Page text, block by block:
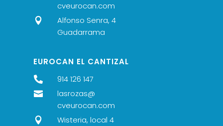
cveurocan.com

Alfonso Senra, 4
Guadarrama
EUROCAN EL CANTIZAL
 914 126 147

lasrozas@
cveurocan.com

Wisteria, local 4